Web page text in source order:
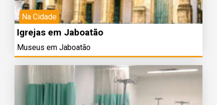
Na Cidade
Igrejas em Jaboatão
Museus em Jaboatão